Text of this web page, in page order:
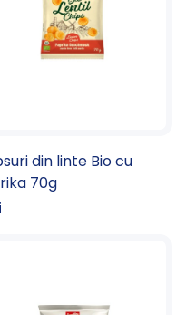
din linte Bio cu
70g